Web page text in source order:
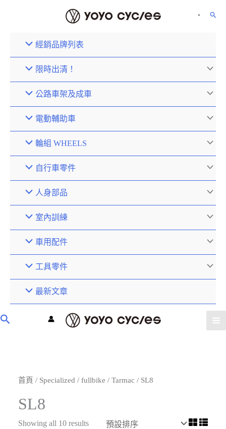
經銷品牌列表
限時出清！
公路車架及成車
電動輔助車
輪組 WHEELS
自行車零件
人身部品
室內訓練
車用配件
工具零件
最新文章
首頁 / Specialized / fullbike / Tarmac / SL8
SL8
Showing all 10 results